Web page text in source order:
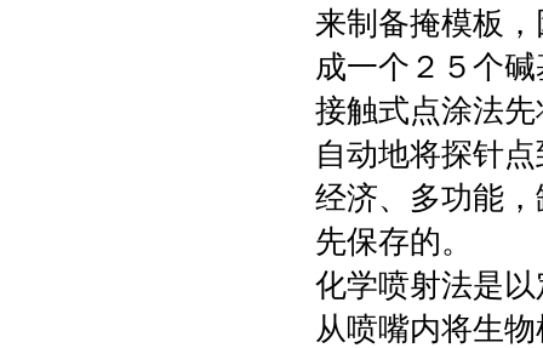
来制备掩模板
成一个２５个
接触式点涂法
自动地将探针
经济、多功能
先保存的。
化学喷射法是
从喷嘴内将生